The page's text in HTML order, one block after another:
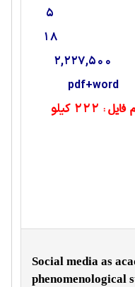
5
18
2,227,500
pdf+word
فایل :
222 کیلو
Social media as
phenomenological